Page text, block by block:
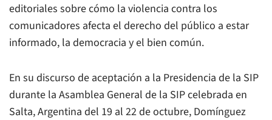
editoriales sobre cómo la violencia contra los
comunicadores afecta el derecho del público a estar
informado, la democracia y el bien común.
En su discurso de aceptación a la Presidencia de la SIP
durante la Asamblea General de la SIP celebrada en
Salta, Argentina del 19 al 22 de octubre, Domínguez